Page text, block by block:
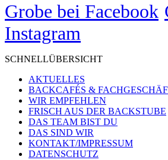
Grobe bei Facebook
Instagram
SCHNELLÜBERSICHT
AKTUELLES
BACKCAFÉS &
WIR EMPFEHLEN
FRISCH AUS DER BACKSTUBE
DAS TEAM BIST DU
DAS SIND WIR
KONTAKT/IMPRESSUM
DATENSCHUTZ